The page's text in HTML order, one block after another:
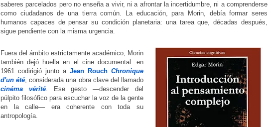
saberes parcelados pero no enseña a vivir, ni a afrontar la incertidumbre, ni a comprenderse
como ciudadanos de una tierra común. La educación, para Morin, debía formar seres
humanos capaces de pensar su condición planetaria: una tarea que, décadas después,
sigue pendiente con la misma urgencia.
Fuera del ámbito estrictamente académico, Morin
también dejó huella en el cine documental: en
1961 codirigió junto a Jean Rouch Chronique
d'un été, considerada una obra clave del llamado
cinéma vérité. Ese gesto —descender del
púlpito filosófico para escuchar la voz de la gente
en la calle— era coherente con toda su
antropología.